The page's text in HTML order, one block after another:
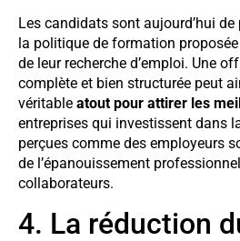
Les candidats sont aujourd’hui
la politique de formation
de leur recherche d’emploi. Une
complète et bien structurée peut
véritable atout pour attirer les
entreprises qui investissent dans
perçues comme des employeurs
de l’épanouissement
collaborateurs.
4. La réduction